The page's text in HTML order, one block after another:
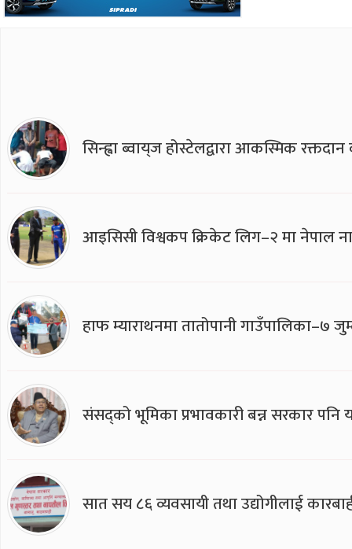
सिन्ह्वा ब्वाय्‌ज होस्टेलद्वारा आकस्मिक
आइसिसी विश्वकप क्रिकेट लिग–२ मा नेपाल
हाफ म्याराथनमा तातोपानी गाउँपालिका–७
संसद्को भूमिका प्रभावकारी बन्न सरकार पनि
सात सय ८६ व्यवसायी तथा उद्योगीलाई